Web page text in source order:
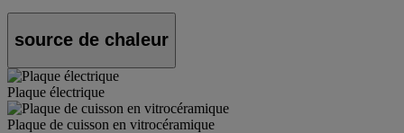
source de chaleur
Plaque électrique
Plaque de cuisson en vitrocéramique